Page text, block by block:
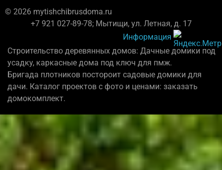
© 2026 mytishchibrusdoma.ru
+7 921 027-89-78; Мытищи, ул. Летная, д. 17
Информация
Строительство деревянных домов: Дачные домики под
усадку, каркасные дома под ключ для пмж.
Бригада плотников постороит садовые домики для
дачи. Каталог проектов с фото и ценами: заказать
домокомплект.